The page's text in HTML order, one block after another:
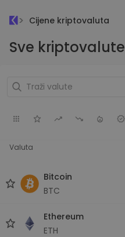
Cijene kriptovaluta
Sve kriptovalute
Valuta
Bitcoin
BTC
Ethereum
ETH